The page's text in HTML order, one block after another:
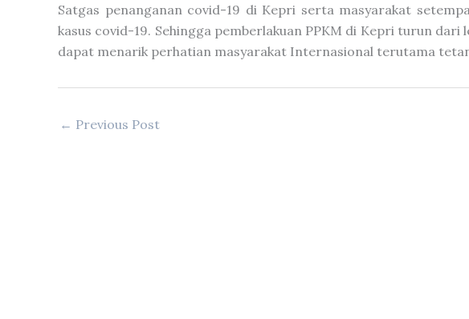
Satgas penanganan covid-19 di Kepri serta masyarakat
kasus covid-19. Sehingga pemberlakuan PPKM di Kepri turun
dapat menarik perhatian masyarakat Internasional terutama
← Previous Post